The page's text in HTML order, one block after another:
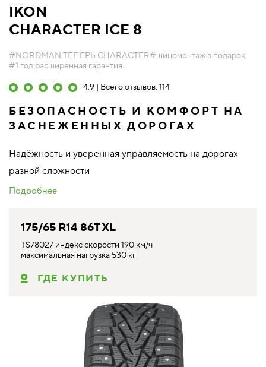
IKON
CHARACTER ICE 8
#NORDMAN ТЕПЕРЬ CHARACTER#шиномонтаж в подарок
#1 год расширенная гарантия
4.9 | Всего отзывов: 114
БЕЗОПАСНОСТЬ И КОМФОРТ НА
ЗАСНЕЖЕННЫХ ДОРОГАХ
Надёжность и уверенная управляемость на дорогах
разной сложности
Подробнее
175/65 R14 86T XL
TS78027 индекс скорости 190 км/ч
максимальная нагрузка 530 кг
ГДЕ КУПИТЬ